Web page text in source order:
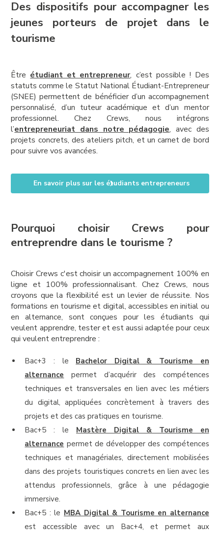
Des dispositifs pour accompagner les
jeunes porteurs de projet dans le
tourisme
Être étudiant et entrepreneur, c’est possible ! Des
statuts comme le Statut National Étudiant-Entrepreneur
(SNEE) permettent de bénéficier d’un accompagnement
personnalisé, d’un tuteur académique et d’un mentor
professionnel. Chez Crews, nous intégrons
l’entrepreneuriat dans notre pédagogie, avec des
projets concrets, des ateliers pitch, et un carnet de bord
pour suivre vos avancées.
En savoir plus sur les étudiants entrepreneurs
Pourquoi choisir Crews pour
entreprendre dans le tourisme ?
Choisir Crews c'est choisir un accompagnement 100% en
ligne et 100% professionnalisant. Chez Crews, nous
croyons que la flexibilité est un levier de réussite. Nos
formations en tourisme et digital, accessibles en initial ou
en alternance, sont conçues pour les étudiants qui
veulent apprendre, tester et est aussi adaptée pour ceux
qui veulent entreprendre :
Bac+3 : le Bachelor Digital & Tourisme en
alternance permet d’acquérir des compétences
techniques et transversales en lien avec les métiers
du digital, appliquées concrètement à travers des
projets et des cas pratiques en tourisme.
Bac+5 : le Mastère Digital & Tourisme en
alternance permet de développer des compétences
techniques et managériales, directement mobilisées
dans des projets touristiques concrets en lien avec les
attendus professionnels, grâce à une pédagogie
immersive.
Bac+5 : le MBA Digital & Tourisme en alternance
est accessible avec un Bac+4, et permet aux